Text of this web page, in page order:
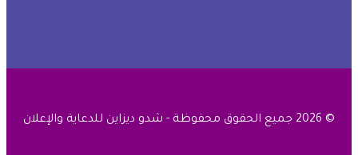
© 2026 جميع الحقوق محفوظة - شدو ديزاين للدعاية والإعلان